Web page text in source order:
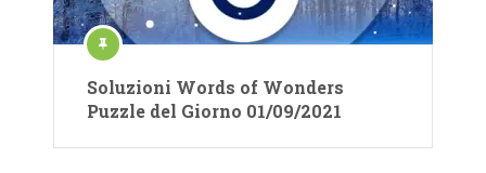
Soluzioni Words of Wonders
Puzzle del Giorno 01/09/2021